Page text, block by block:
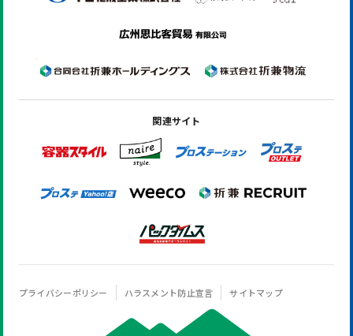
関連サイト
プライバシーポリシー ハラスメント防止宣言 サイトマップ